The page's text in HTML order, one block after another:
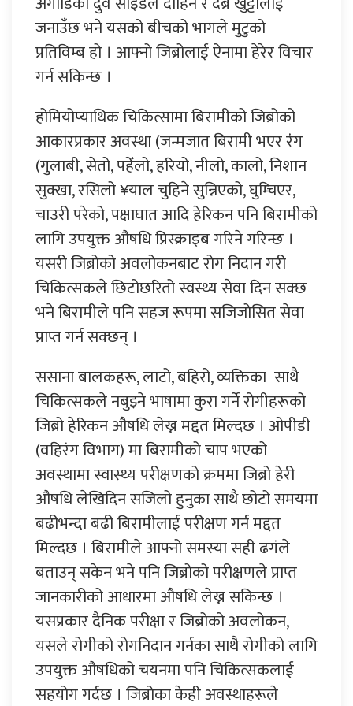
जनाउँछ भने यसको बीचको भागले मुटुको
प्रतिविम्ब हो । आफ्नो जिब्रोलाई ऐनामा हेरेर विचार
गर्न सकिन्छ ।
होमियोप्याथिक चिकित्सामा बिरामीको जिब्रोको
आकारप्रकार अवस्था (जन्मजात बिरामी भएर रंंग
(गुलाबी, सेतो, पहेँलो, हरियो, नीलो, कालो, निशान
सुक्खा, रसिलो ¥याल चुहिने सुन्निएको, घुम्चिएर,
चाउरी परेको, पक्षाघात आदि हेरिकन पनि बिरामीको
लागि उपयुक्त औषधि प्रिस्क्राइब गरिने गरिन्छ ।
यसरी जिब्रोको अवलोकनबाट रोग निदान गरी
चिकित्सकले छिटोछरितो स्वस्थ्य सेवा दिन सक्छ
भने बिरामीले पनि सहज रूपमा सजिजोसित सेवा
प्राप्त गर्न सक्छन् ।
ससाना बालकहरू, लाटो, बहिरो, व्यक्तिका साथै
चिकित्सकले नबुझ्ने भाषामा कुरा गर्ने रोगीहरूको
जिब्रो हेरिकन औषधि लेख्न मद्दत मिल्दछ । ओपीडी
(वहिरंग विभाग) मा बिरामीको चाप भएको
अवस्थामा स्वास्थ्य परीक्षणको क्रममा जिब्रो हेरी
औषधि लेखिदिन सजिलो हुनुका साथै छोटो समयमा
बढीभन्दा बढी बिरामीलाई परीक्षण गर्न मद्दत
मिल्दछ । बिरामीले आफ्नो समस्या सही ढगंले
बताउन् सकेन भने पनि जिब्रोको परीक्षणले प्राप्त
जानकारीको आधारमा औषधि लेख्न सकिन्छ ।
यसप्रकार दैनिक परीक्षा र जिब्रोको अवलोकन,
यसले रोगीको रोगनिदान गर्नका साथै रोगीको लागि
उपयुक्त औषधिको चयनमा पनि चिकित्सकलाई
सहयोग गर्दछ । जिब्रोका केही अवस्थाहरूले